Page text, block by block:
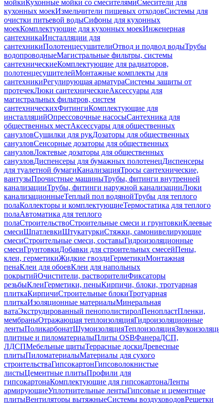
мойкиКухонные мойки со смесителямиСмесители для
кухонных моекИзмельчители пищевых отходовСистемы для
очистки питьевой водыСифоны для кухонных
моекКомплектующие для кухонных моекИнженерная
сантехникаИнсталляции для
сантехникиПолотенцесушителиОтвод и подвод водыТрубы
водопроводныеМагистральные фильтры, системы
сантехническиеКомплектующие для радиаторов,
полотенцесушителейМонтажные комплекты для
сантехникиРегулирующая арматураСистемы защиты от
протечекЛюки сантехническиеАксессуары для
магистральных фильтров, систем
сантехническихФитингиКомплектующие для
инсталляцийОпрессовочные насосыСантехника для
общественных местАксессуары для общественных
санузловСушилки для рукДозаторы для общественных
санузловСенсорные дозаторы для общественных
санузловЛоктевые дозаторы для общественных
санузловДиспенсеры для бумажных полотенецДиспенсеры
для туалетной бумагиКанализацияТросы сантехнические,
вантузыПрочистные машиныТрубы, фитинги внутренней
канализацииТрубы, фитинги наружной канализацииЛюки
канализационныеТеплый пол водянойТрубы для теплого
полаКоллекторы и комплектующиеТермостатика для теплого
полаАвтоматика для теплого
полаСтроительствоСтроительные смеси и грунтовкиКлеевые
смесиШпатлевкиШтукатуркиСтяжки, самонивелирующие
смесиСтроительные смеси, составыГидроизоляционные
смесиГрунтовкиДобавки для строительных смесейПены,
клеи, герметикиЖидкие гвоздиГерметикиМонтажная
пенаКлеи для обоевКлеи для напольных
покрытийОчистители, растворителиФиксаторы
резьбыКлеиГерметики, пеныКирпичи, блоки, тротуарная
плиткаКирпичиСтроительные блокиТротуарная
плиткаИзоляционные материалыМинеральная
ватаЭкструдированный пенополистиролПенопластПленки,
мембраныОтражающая теплоизоляцияГидроизоляционные
лентыПоликарбонатШумоизоляцияТеплоизоляция
плитные и пиломатериалыПлиты OSBФанераДСП,
ЛДСПМебельные щитыТеррасные доскиДревесные
плитыПиломатериалыМатериалы для сухого
строительстваГипсокартонГипсоволокнистые
листыЦементные плитыПрофили для
гипсокартонаКомплектующие для гипсокартонаЛенты
армирующиеУплотнительные лентыГипсовые и цементные
плитыВентиляторы вытяжныеСистемы воздуховодовРешетки